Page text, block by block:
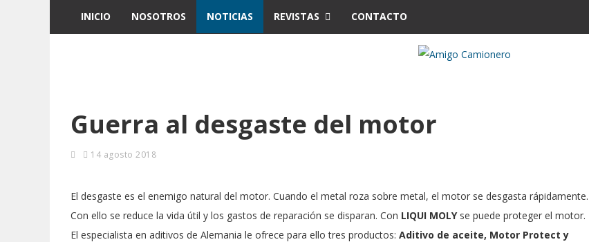
INICIO NOSOTROS NOTICIAS REVISTAS CONTACTO
Guerra al desgaste del motor
14 agosto 2018
El desgaste es el enemigo natural del motor. Cuando el metal roza sobre metal, el motor se desgasta rápidamente.
Con ello se reduce la vida útil y los gastos de reparación se disparan. Con LIQUI MOLYse puede proteger el motor.
El especialista en aditivos de Alemania le ofrece para ello tres productos: Aditivo de aceite, Motor Protect y